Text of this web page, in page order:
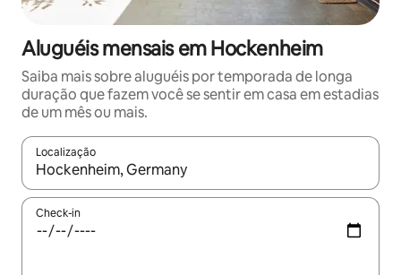
Aluguéis mensais em Hockenheim
Saiba mais sobre aluguéis por temporada de longa
duração que fazem você se sentir em casa em estadias
de um mês ou mais.
Localização
Quando os resultados estiverem disponíveis, explore-os
Check-in